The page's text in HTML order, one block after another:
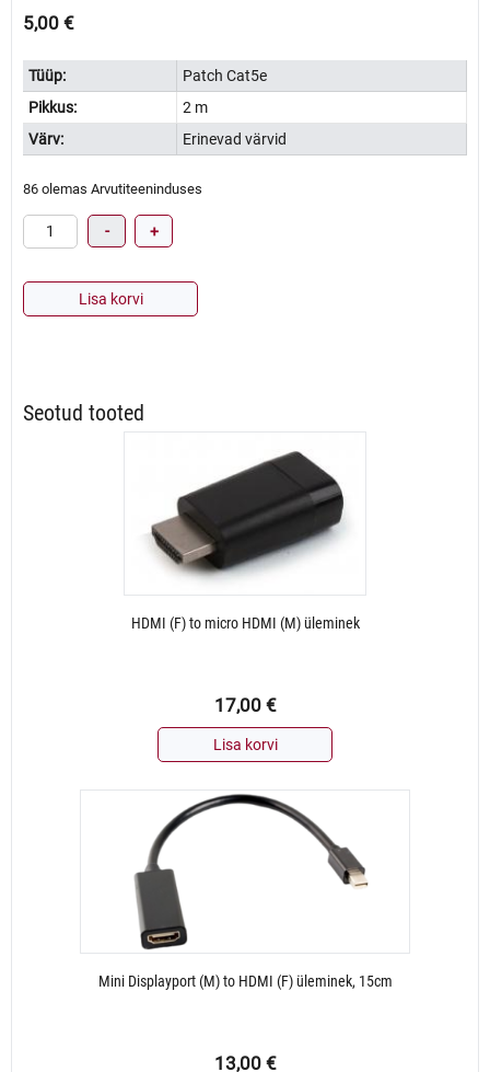
5,00 €
Tüüp:
Patch Cat5e
Pikkus:
2 m
Värv:
Erinevad värvid
86 olemas Arvutiteeninduses
Võrgukaabel
CAT5e
- +
Lisa korvi
Seotud tooted
HDMI (F) to micro HDMI (M) üleminek
17,00 €
Lisa korvi
Mini Displayport (M) to HDMI (F) üleminek, 15cm
13,00 €